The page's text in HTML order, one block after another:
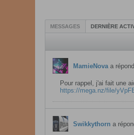
MESSAGES DERNIÈRE
MamieNovaa
Pour rappel, j'ai fait une
https://mega.nz/file/
Swikkythorn a